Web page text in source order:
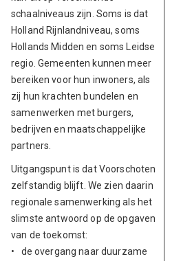
schaalniveaus zijn. Soms is dat
Holland Rijnlandniveau, soms
Hollands Midden en soms Leidse
regio. Gemeenten kunnen meer
bereiken voor hun inwoners, als
zij hun krachten bundelen en
samenwerken met burgers,
bedrijven en maatschappelijke
partners.
Uitgangspunt is dat Voorschoten
zelfstandig blijft. We zien daarin
regionale samenwerking als het
slimste antwoord op de opgaven
van de toekomst:
• de overgang naar duurzame